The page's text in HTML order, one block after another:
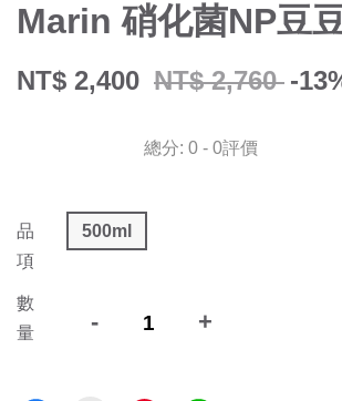
Marin 硝化菌NP豆
NT$ 2,400 NT$ 2,760 -
總分: 0 - 0評價
品
項
500ml
數
量
- +